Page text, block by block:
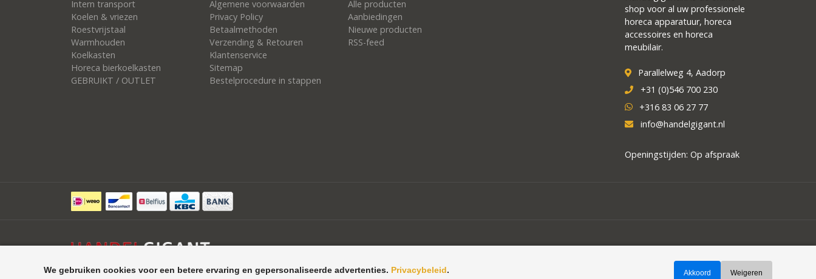
We gebruiken cookies voor een betere ervaring en gepersonaliseerde advertenties. Privacybeleid. Akkoord Weigeren
Intern transport
Koelen & vriezen
Roestvrijstaal
Warmhouden
Koelkasten
Horeca bierkoelkasten
GEBRUIKT / OUTLET
Algemene voorwaarden
Privacy Policy
Betaalmethoden
Verzending & Retouren
Klantenservice
Sitemap
Bestelprocedure in stappen
Alle producten
Aanbiedingen
Nieuwe producten
RSS-feed
shop voor al uw professionele
horeca apparatuur, horeca
accessoires en horeca
meubilair.
Parallelweg 4, Aadorp
+31 (0)546 700 230
+316 83 06 27 77
info@handelgigant.nl
Openingstijden: Op afspraak